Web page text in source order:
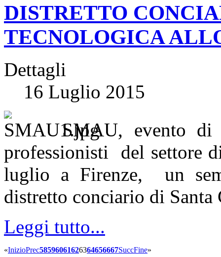
DISTRETTO
TECNOLOGICA
Dettagli
16 Luglio 2015
SMAU, evento di
professionisti del settore
luglio a Firenze, un
distretto conciario di Santa
Leggi tutto...
«InizioPrec58596061626364656667SuccFine»